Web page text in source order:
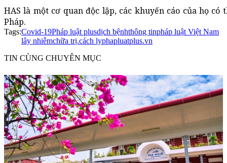
HAS là một cơ quan độc lập, các khuyến cáo của họ
Pháp.
Tags:Covid-19Pháp luật plusdịch bệnhthông tinpháp luật Việt Nam
lây nhiễmchữa trị.cách lyphapluatplus.vn
TIN CÙNG CHUYÊN MỤC